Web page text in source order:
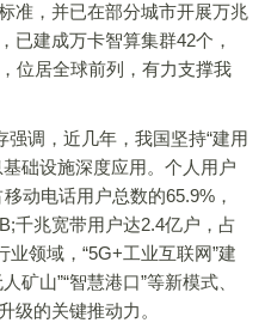
准，并已在部分城市开展万兆
已建成万卡智算集群42个，
位居全球前列，有力支撑我
调，近几年，我国坚持“建用
础设施深度应用。个人用户
动电话用户总数的65.9%，
千兆宽带用户达2.4亿户，占
领域，“5G+工业互联网”建
矿山”“智慧港口”等新模式、
级的关键推动力。